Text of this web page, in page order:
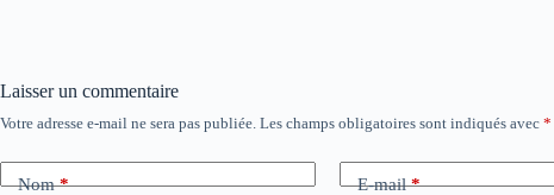
Laisser un commentaire
Votre adresse e-mail ne sera pas publiée. Les champs obligatoires sont indiqués avec *
Nom* E-mail*